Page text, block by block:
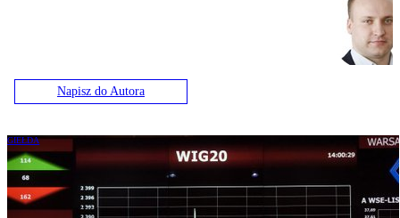
Napisz do Autora
GIEŁDA
Zielona sesja w Europie